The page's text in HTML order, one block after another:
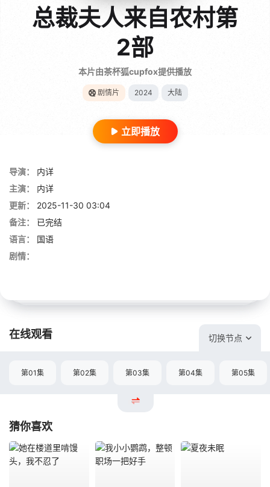
总裁夫人来自农村第
2部
本片由茶杯狐cupfox提供播放
剧情片 2024 大陆
立即播放
导演：
内详
主演：
内详
更新：
2025-11-30 03:04
备注：
已完结
语言：
国语
剧情：
在线观看 切换节点
第01集 第02集 第03集 第04集 第05集
猜你喜欢